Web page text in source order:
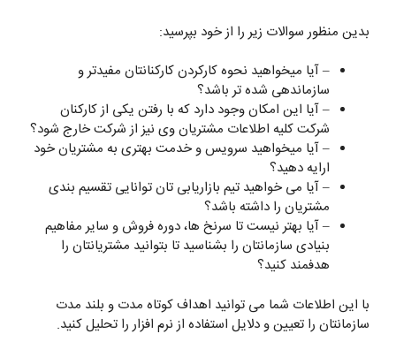
بدین منظور سوالات زیر را از خود بپرسید:
– آیا میخواهید نحوه کارکردن کارکنانتان مفیدتر و
سازماندهی شده تر باشد؟
– آیا این امکان وجود دارد که با رفتن یکی از کارکنان
شرکت کلیه اطلاعات مشتریان وی نیز از شرکت خارج شود؟
– آیا میخواهید سرویس و خدمت بهتری به مشتریان خود
ارایه دهید؟
– آیا می خواهید تیم بازاریابی تان توانایی تقسیم بندی
مشتریان را داشته باشد؟
– آیا بهتر نیست تا سرنخ ها، دوره فروش و سایر مفاهیم
بنیادی سازمانتان را بشناسید تا بتوانید مشتریانتان را
هدفمند کنید؟
با این اطلاعات شما می توانید اهداف کوتاه مدت و بلند مدت
سازمانتان را تعیین و دلایل استفاده از نرم افزار را تحلیل کنید.